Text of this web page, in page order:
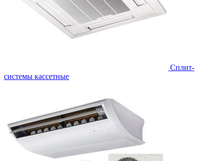
Сплит-
системы кассетные